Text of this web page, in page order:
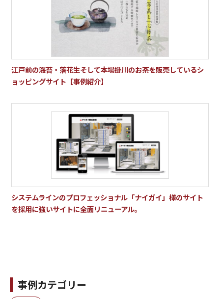
江戸前の海苔・落花生そして本場掛川のお茶を販売しているシ
ョッピングサイト【事例紹介】
システムラインのプロフェッショナル「ナイガイ」様のサイト
を採用に強いサイトに全面リニューアル。
事例カテゴリー